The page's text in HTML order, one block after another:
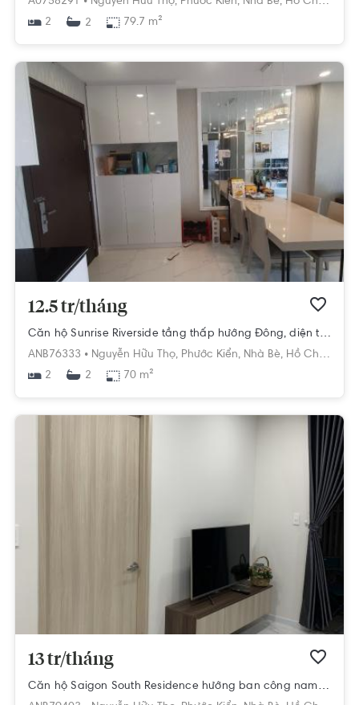
2
2 79.7 m²
12.5 tr/tháng
Căn hộ Sunrise Riverside tầng thấp hướng Đông, diện tích 70m²
ANB76333 • Nguyễn Hữu Thọ, Phước Kiển, Nhà Bè, Hồ Chí Minh
2
2 70 m²
13 tr/tháng
Căn hộ Saigon South Residence hướng ban công nam nội thất cơ bản diện tích 65.3m²